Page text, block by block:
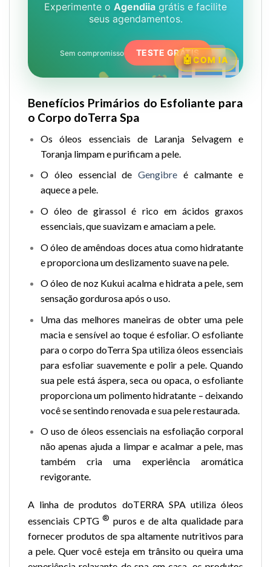
COM IA
Experimente o Agendiia grátis e facilite
seus agendamentos.
Sem compromisso TESTE GRÁTIS
Benefícios Primários do Esfoliante para
o Corpo doTerra Spa
Os óleos essenciais de Laranja Selvagem e
Toranja limpam e purificam a pele.
O óleo essencial deGengibre é calmante e
aquece a pele.
O óleo de girassol é rico em ácidos graxos
essenciais, que suavizam e amaciam a pele.
O óleo de amêndoas doces atua como hidratante
e proporciona um deslizamento suave na pele.
O óleo de noz Kukui acalma e hidrata a pele, sem
sensação gordurosa após o uso.
Uma das melhores maneiras de obter uma pele
macia e sensível ao toque é esfoliar. O esfoliante
para o corpo doTerra Spa utiliza óleos essenciais
para esfoliar suavemente e polir a pele. Quando
sua pele está áspera, seca ou opaca, o esfoliante
proporciona um polimento hidratante – deixando
você se sentindo renovada e sua pele restaurada.
O uso de óleos essenciais na esfoliação corporal
não apenas ajuda a limpar e acalmar a pele, mas
também cria uma experiência aromática
revigorante.
A linha de produtos doTERRA SPA utiliza óleos
essenciais CPTG ® puros e de alta qualidade para
fornecer produtos de spa altamente nutritivos para
a pele. Quer você esteja em trânsito ou queira uma